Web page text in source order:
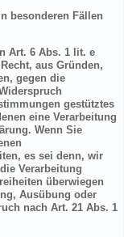
besonderen Fällen
Art. 6 Abs. 1 lit. e
aus Gründen,
gegen die
gestütztes
eine Verarbeitung
Wenn Sie
es sei denn, wir
Verarbeitung
überwiegen
Ausübung oder
nach Art. 21 Abs. 1